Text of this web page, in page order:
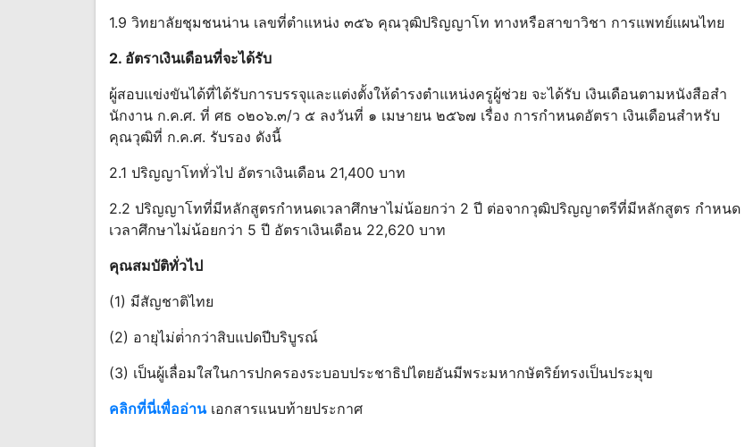
1.9 วิทยาลัยชุมชนน่าน เลขที่ตําแหน่ง ๓๕๖ คุณวุฒิปริญญาโท ทางหรือสาขาวิชา การแพทย์แผนไทย
2. อัตราเงินเดือนที่จะได้รับ
ผู้สอบแข่งขันได้ที่ได้รับการบรรจุและแต่งตั้งให้ดํารงตําแหน่งครูผู้ช่วย จะได้รับ เงินเดือนตามหนังสือสํา
นักงาน ก.ค.ศ. ที่ ศธ ๐๒๐๖.๓/ว ๕ ลงวันที่ ๑ เมษายน ๒๕๖๗ เรื่อง การกําหนดอัตรา เงินเดือนสําหรับ
คุณวุฒิที่ ก.ค.ศ. รับรอง ดังนี้
2.1 ปริญญาโททั่วไป อัตราเงินเดือน 21,400 บาท
2.2 ปริญญาโทที่มีหลักสูตรกําหนดเวลาศึกษาไม่น้อยกว่า 2 ปี ต่อจากวุฒิปริญญาตรีที่มีหลักสูตร กําหนด
เวลาศึกษาไม่น้อยกว่า 5 ปี อัตราเงินเดือน 22,620 บาท
คุณสมบัติทั่วไป
(1) มีสัญชาติไทย
(2) อายุไม่ต่ํากว่าสิบแปดปีบริบูรณ์
(3) เป็นผู้เลื่อมใสในการปกครองระบอบประชาธิปไตยอันมีพระมหากษัตริย์ทรงเป็นประมุข
คลิกที่นี่เพื่ออ่านเอกสารแนบท้ายประกาศ